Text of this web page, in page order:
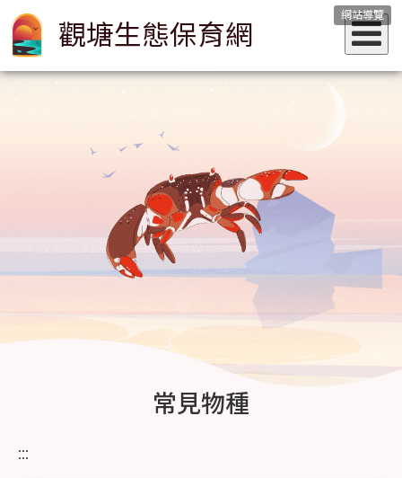
網站導覽
觀塘生態保育網
常見物種
:::